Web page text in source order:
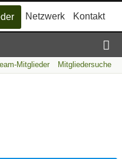
Netzwerk Kontakt
Mitglieder Mitgliedersuche